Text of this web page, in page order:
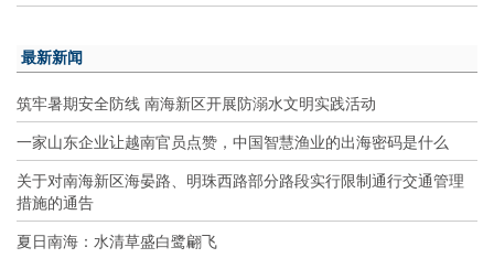
最新新闻
筑牢暑期安全防线 南海新区开展防溺水文明实践活动
一家山东企业让越南官员点赞，中国智慧渔业的出海密码是什么
关于对南海新区海晏路、明珠西路部分路段实行限制通行交通管理
措施的通告
夏日南海：水清草盛白鹭翩飞